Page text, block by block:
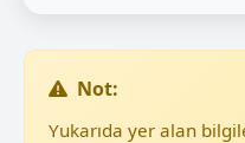
Not:
Yukarıda yer alan